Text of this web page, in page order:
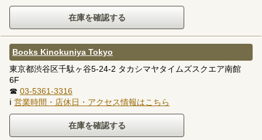
Books Kinokuniya Tokyo
東京都渋谷区千駄ヶ谷5-24-2 タカシマヤタイムズスクエア南館
6F
☎ 03-5361-3316
ℹ 営業時間・店休日・アクセス情報はこちら